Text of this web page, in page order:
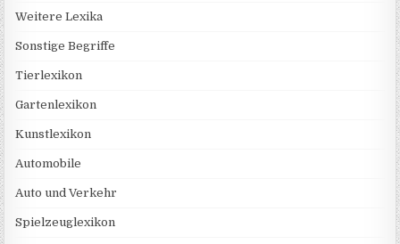
Weitere Lexika
Sonstige Begriffe
Tierlexikon
Gartenlexikon
Kunstlexikon
Automobile
Auto und Verkehr
Spielzeuglexikon